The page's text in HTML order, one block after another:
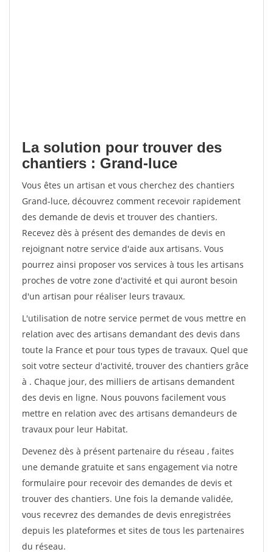
La solution pour trouver des
chantiers : Grand-luce
Vous êtes un artisan et vous cherchez des chantiers
Grand-luce, découvrez comment recevoir rapidement
des demande de devis et trouver des chantiers.
Recevez dès à présent des demandes de devis en
rejoignant notre service d'aide aux artisans. Vous
pourrez ainsi proposer vos services à tous les artisans
proches de votre zone d'activité et qui auront besoin
d'un artisan pour réaliser leurs travaux.
L'utilisation de notre service permet de vous mettre en
relation avec des artisans demandant des devis dans
toute la France et pour tous types de travaux. Quel que
soit votre secteur d'activité, trouver des chantiers grâce
à . Chaque jour, des milliers de artisans demandent
des devis en ligne. Nous pouvons facilement vous
mettre en relation avec des artisans demandeurs de
travaux pour leur Habitat.
Devenez dès à présent partenaire du réseau , faites
une demande gratuite et sans engagement via notre
formulaire pour recevoir des demandes de devis et
trouver des chantiers. Une fois la demande validée,
vous recevrez des demandes de devis enregistrées
depuis les plateformes et sites de tous les partenaires
du réseau.